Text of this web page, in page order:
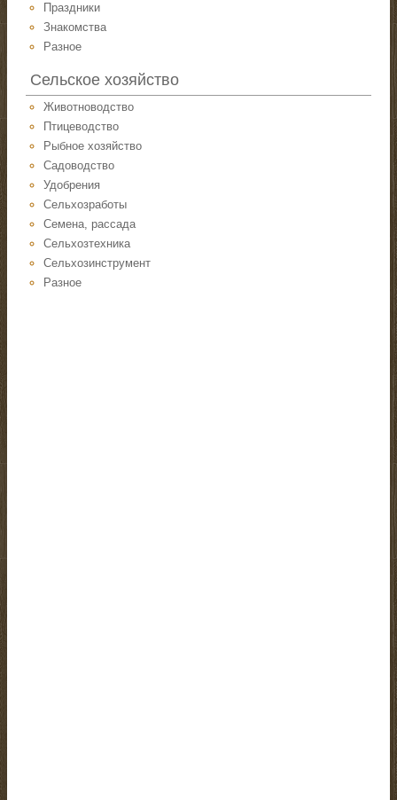
Праздники
Знакомства
Разное
Сельское хозяйство
Животноводство
Птицеводство
Рыбное хозяйство
Садоводство
Удобрения
Сельхозработы
Семена, рассада
Сельхозтехника
Сельхозинструмент
Разное